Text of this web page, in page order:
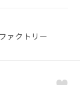
ァクトリー